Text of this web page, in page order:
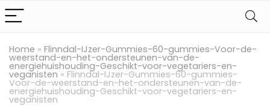
Home » Flinndal-IJzer-Gummies-60-gummies-Voor-de-
weerstand-en-het-ondersteunen-van-de-
energiehuishouding-Geschikt-voor-vegetariers-en-
veganisten » Flinndal-IJzer-Gummies-60-gummies-
Voor-de-weerstand-en-het-ondersteunen-van-de-
energiehuishouding-Geschikt-voor-vegetariers-en-
veganisten